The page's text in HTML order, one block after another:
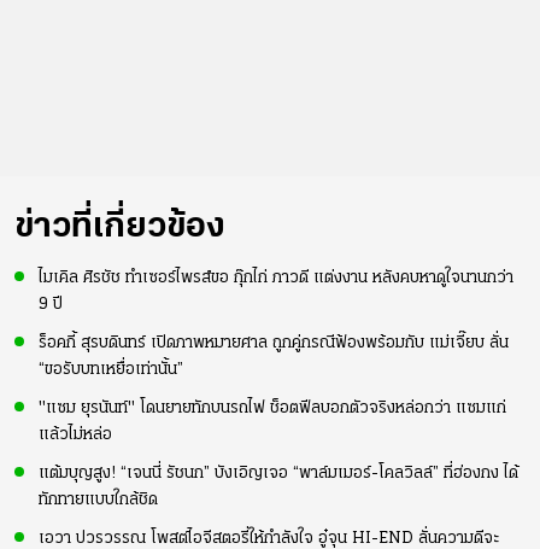
ข่าวที่เกี่ยวข้อง
ไมเคิล ศิรชัช ทำเซอร์ไพรส์ขอ กุ๊กไก่ ภาวดี แต่งงาน หลังคบหาดูใจนานกว่า
9 ปี
ร็อคกี้ สุรบดินทร์ เปิดภาพหมายศาล ถูกคู่กรณีฟ้องพร้อมกับ แม่เจี๊ยบ ลั่น
“ขอรับบทเหยื่อเท่านั้น”
"แซม ยุรนันท์" โดนยายทักบนรถไฟ ช็อตฟีลบอกตัวจริงหล่อกว่า แซมแก่
แล้วไม่หล่อ
แต้มบุญสูง! “เจนนี่ รัชนก” บังเอิญเจอ “พาล์มเมอร์-โคลวิลล์” ที่ฮ่องกง ได้
ทักทายแบบใกล้ชิด
เอวา ปวรวรรณ โพสต์ไอจีสตอรี่ให้กำลังใจ อู๋จุน HI-END ลั่นความดีจะ